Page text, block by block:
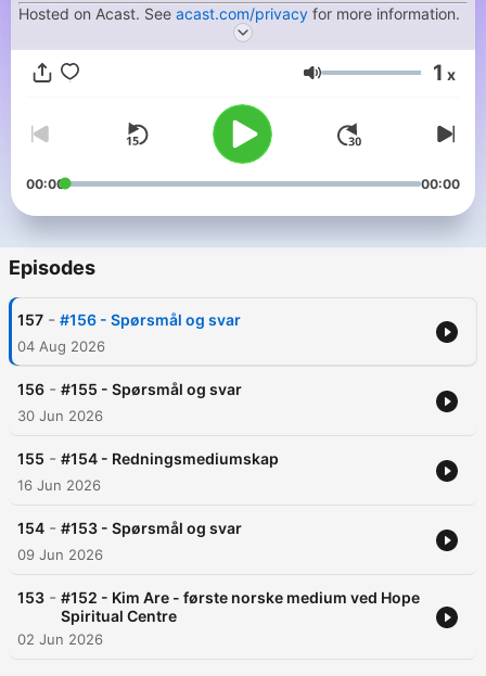
Hosted on Acast. See acast.com/privacy for more information.
Volume 1 x
00:00 00:00
Episodes
157 - #156 - Spørsmål og svar
04 Aug 2026
156 - #155 - Spørsmål og svar
30 Jun 2026
155 - #154 - Redningsmediumskap
16 Jun 2026
154 - #153 - Spørsmål og svar
09 Jun 2026
153 - #152 - Kim Are - første norske medium ved Hope
Spiritual Centre
02 Jun 2026